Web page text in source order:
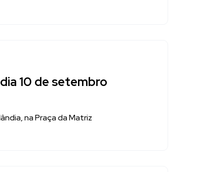
10 de setembro
na Praça da Matriz